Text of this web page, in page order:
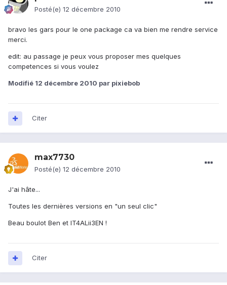
Posté(e) 12 décembre 2010
bravo les gars pour le one package ca va bien me rendre service
merci.
edit: au passage je peux vous proposer mes quelques
competences si vous voulez
Modifié 12 décembre 2010 par pixiebob
Citer
max7730
Posté(e) 12 décembre 2010
J'ai hâte...
Toutes les dernières versions en "un seul clic"
Beau boulot Ben et IT4ALii3EN !
Citer